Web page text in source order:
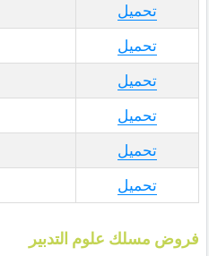
تحميل
تحميل
تحميل
تحميل
تحميل
تحميل
فروض مسلك علوم التدبير